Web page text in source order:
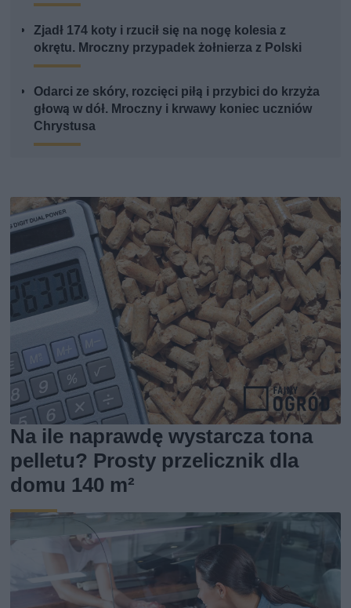
Zjadł 174 koty i rzucił się na nogę kolesia z
okrętu. Mroczny przypadek żołnierza z Polski
Odarci ze skóry, rozcięci piłą i przybici do krzyża
głową w dół. Mroczny i krwawy koniec uczniów
Chrystusa
Na ile naprawdę wystarcza tona
pelletu? Prosty przelicznik dla
domu 140 m²